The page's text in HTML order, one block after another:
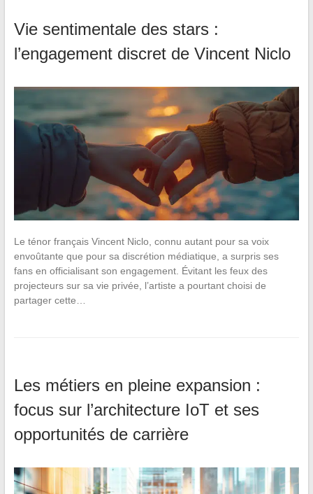
Vie sentimentale des stars :
l’engagement discret de Vincent Niclo
Le ténor français Vincent Niclo, connu autant pour sa voix
envoûtante que pour sa discrétion médiatique, a surpris ses
fans en officialisant son engagement. Évitant les feux des
projecteurs sur sa vie privée, l’artiste a pourtant choisi de
partager cette…
Les métiers en pleine expansion :
focus sur l’architecture IoT et ses
opportunités de carrière